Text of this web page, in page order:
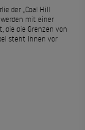
der „Coal Hill
mit einer
die die Grenzen von
steht ihnen vor